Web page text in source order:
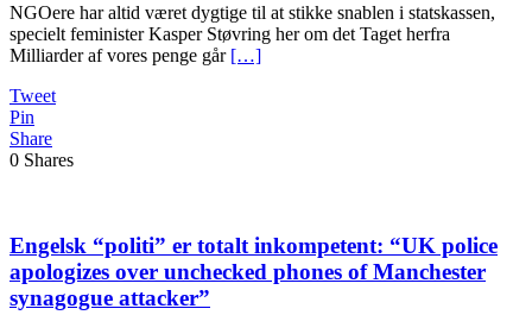
NGOere har altid været dygtige til at stikke snablen i statskassen,
specielt feminister Kasper Støvring her om det Taget herfra
Milliarder af vores penge går […]
Tweet
Pin
Share
0 Shares
Engelsk “politi” er totalt inkompetent: “UK police
apologizes over unchecked phones of Manchester
synagogue attacker”